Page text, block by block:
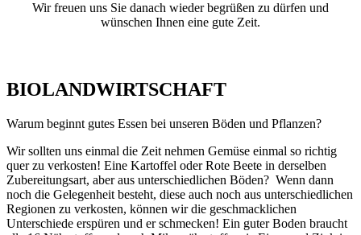
Wir freuen uns Sie danach wieder begrüßen zu dürfen und
wünschen Ihnen eine gute Zeit.
BIOLANDWIRTSCHAFT
Warum beginnt gutes Essen bei unseren Böden und Pflanzen?
Wir sollten uns einmal die Zeit nehmen Gemüse einmal so richtig
quer zu verkosten! Eine Kartoffel oder Rote Beete in derselben
Zubereitungsart, aber aus unterschiedlichen Böden? Wenn dann
noch die Gelegenheit besteht, diese auch noch aus unterschiedlichen
Regionen zu verkosten, können wir die geschmacklichen
Unterschiede erspüren und er schmecken! Ein guter Boden braucht